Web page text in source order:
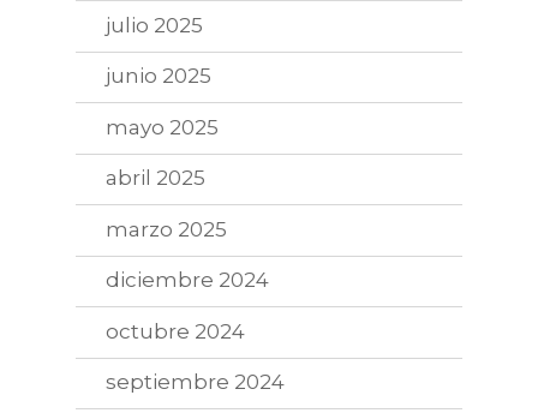
julio 2025
junio 2025
mayo 2025
abril 2025
marzo 2025
diciembre 2024
octubre 2024
septiembre 2024